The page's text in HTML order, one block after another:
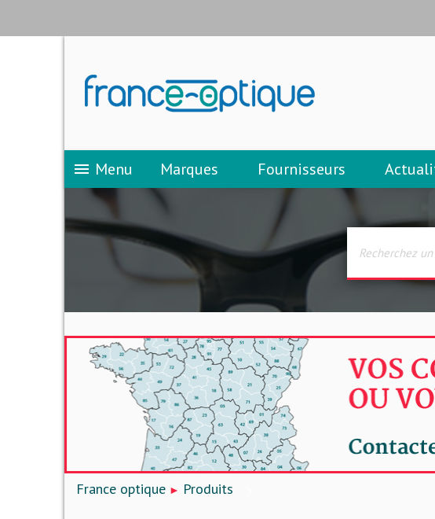
menu Menu Marques Fournisseurs
France optique Produits